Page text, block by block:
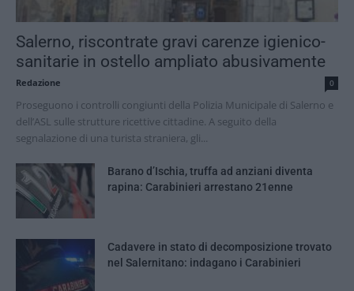
Salerno, riscontrate gravi carenze igienico-
sanitarie in ostello ampliato abusivamente
Redazione 0
Proseguono i controlli congiunti della Polizia Municipale di Salerno e
dell’ASL sulle strutture ricettive cittadine. A seguito della
segnalazione di una turista straniera, gli...
Barano d’Ischia, truffa ad anziani diventa
rapina: Carabinieri arrestano 21enne
Cadavere in stato di decomposizione trovato
nel Salernitano: indagano i Carabinieri